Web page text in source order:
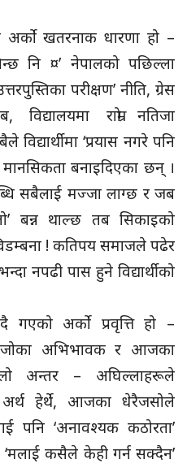
अर्को खतरनाक धारणा हो –
नि ¤’ नेपालको पछिल्ला
परीक्षण’ नीति, ग्रेस
राम्रो नतिजा
विद्यार्थीमा ‘प्रयास नगरे पनि
बनाइदिएका छन् ।
सबैलाई मज्जा लाग्छ र जब
बन्न थाल्छ तब सिकाइको
! कतिपय समाजले पढेर
नपढी पास हुने विद्यार्थीको
गएको अर्को प्रवृत्ति हो –
अभिभावक र आजका
अन्तर – अघिल्लाहरूले
अर्थ हेर्थे, आजका धेरैजसोले
पनि ‘अनावश्यक कठोरता’
कसैले केही गर्न सक्दैन’